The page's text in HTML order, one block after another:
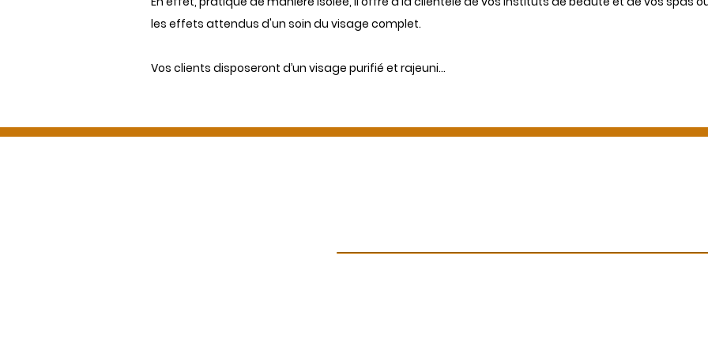
les effets attendus d'un soin du visage complet.
Vos clients disposeront d’un visage purifié et rajeuni…